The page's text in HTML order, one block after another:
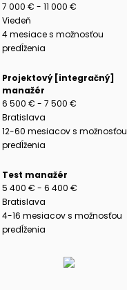
7 000 € - 11 000 €
Viedeň
4 mesiace s možnosťou
predĺženia
Projektový [integračný]
manažér
6 500 € - 7 500 €
Bratislava
12-60 mesiacov s možnosťou
predĺženia
Test manažér
5 400 € - 6 400 €
Bratislava
4-16 mesiacov s možnosťou
predĺženia